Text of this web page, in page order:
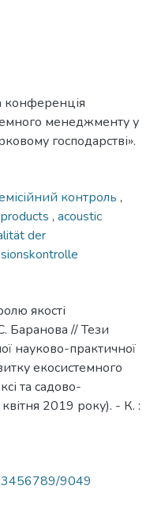
конференція
менеджменту у
господарстві».
контроль ,
, acoustic
der
якості
Баранова // Тези
науково-практичної
екосистемного
та садово-
2019 року). - К. :
9049